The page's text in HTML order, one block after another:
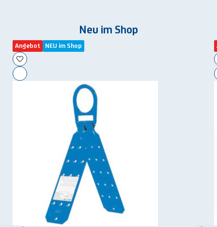
Neu im Shop
Angebot NEU im Shop